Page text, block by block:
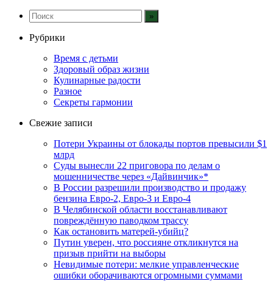
Рубрики
Время с детьми
Здоровый образ жизни
Кулинарные радости
Разное
Секреты гармонии
Свежие записи
Потери Украины от блокады портов превысили $1
млрд
Суды вынесли 22 приговора по делам о
мошенничестве через «Дайвинчик»*
В России разрешили производство и продажу
бензина Евро-2, Евро-3 и Евро-4
В Челябинской области восстанавливают
повреждённую паводком трассу
Как остановить матерей-убийц?
Путин уверен, что россияне откликнутся на
призыв прийти на выборы
Невидимые потери: мелкие управленческие
ошибки оборачиваются огромными суммами